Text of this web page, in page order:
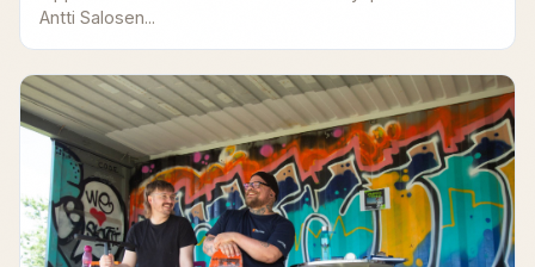
Antti Salosen...